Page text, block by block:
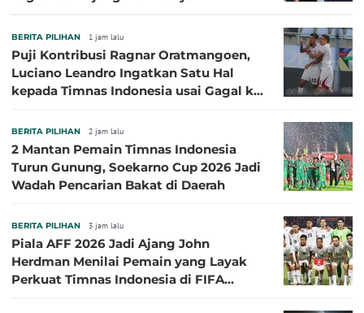
BERITA PILIHAN 1 jam lalu
Puji Kontribusi Ragnar Oratmangoen,
Luciano Leandro Ingatkan Satu Hal
kepada Timnas Indonesia usai Gagal ke
BERITA PILIHAN 2 jam lalu
2 Mantan Pemain Timnas Indonesia
Turun Gunung, Soekarno Cup 2026 Jadi
Wadah Pencarian Bakat di Daerah
BERITA PILIHAN 3 jam lalu
Piala AFF 2026 Jadi Ajang John
Herdman Menilai Pemain yang Layak
Perkuat Timnas Indonesia di FIFA